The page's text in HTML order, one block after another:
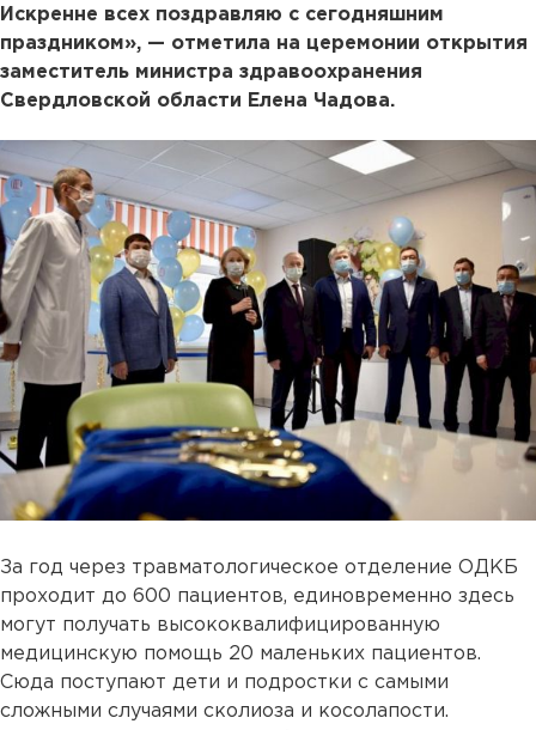
Искренне всех поздравляю с сегодняшним
праздником», — отметила на церемонии открытия
заместитель министра здравоохранения
Свердловской области Елена Чадова.
За год через травматологическое отделение ОДКБ
проходит до 600 пациентов, единовременно здесь
могут получать высококвалифицированную
медицинскую помощь 20 маленьких пациентов.
Сюда поступают дети и подростки с самыми
сложными случаями сколиоза и косолапости.